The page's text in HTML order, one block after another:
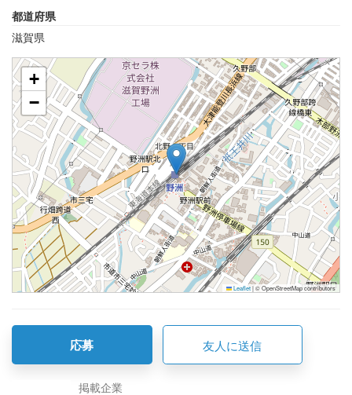
都道府県
滋賀県
+
−
Leaflet|© OpenStreetMap contributors
応募 友人に送信
掲載企業